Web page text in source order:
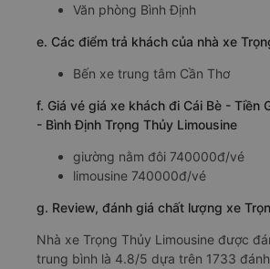
Văn phòng Bình Định
e. Các điểm trả khách của nhà xe
Bến xe trung tâm Cần Thơ
f. Giá vé giá xe khách đi Cái Bè - Tiền
- Bình Định Trọng Thủy Limousine
giường nằm đôi 740000đ/vé
limousine 740000đ/vé
g. Review, đánh giá chất lượng xe
Nhà xe Trọng Thủy Limousine được
trung bình là 4.8/5 dựa trên 1733